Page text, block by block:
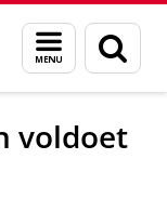
Menu
en
zoeken
voldoet